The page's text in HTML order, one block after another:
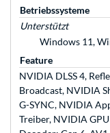
Betriebssysteme
Unterstützt
Windows 11,
Feature
NVIDIA DLSS 4,
Broadcast, NVIDIA
G-SYNC, NVIDIA
Treiber, NVIDIA